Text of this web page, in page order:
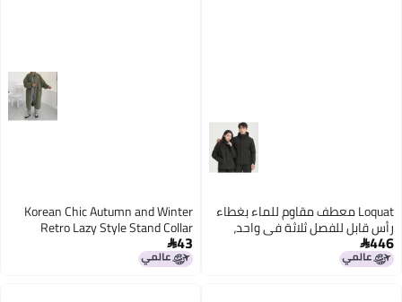
6
Loquat معطف مقاوم للماء بغطاء
رأس قابل للفصل ثلاثة في واحد،
قطعة واحدة
446
Korean Chic Autumn and Winter
Retro Lazy Style Stand Collar
Single-Breasted Loose Casual
Long-Sleeved Mid-Length
43